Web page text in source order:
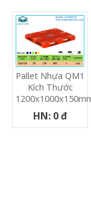
Pallet Nhựa QM1
Kích Thước
HN: 0 đ